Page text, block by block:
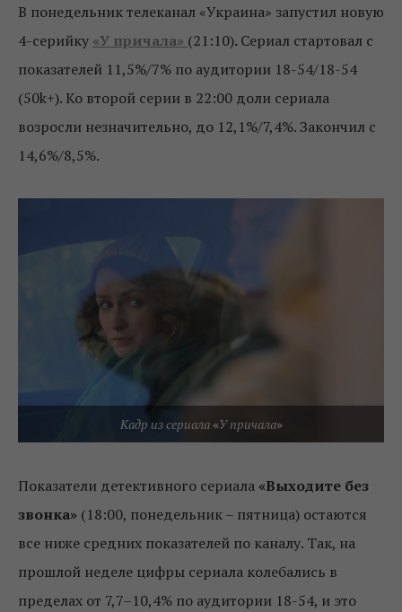
В понедельник телеканал «Украина» запустил новую
4-серийку «У причала» (21:10).Сериал стартовал с
показателей 11,5%/7% по аудитории 18-54/18-54
(50k+). Ко второй серии в 22:00 доли сериала
возросли незначительно, до 12,1%/7,4%. Закончил с
14,6%/8,5%.
Кадр из сериала«У причала»
Показатели детективного сериала «Выходите без
звонка» (18:00, понедельник – пятница) остаются
все ниже средних показателей по каналу. Так, на
прошлой неделе цифры сериала колебались в
пределах от 7,7–10,4% по аудитории 18-54, и это